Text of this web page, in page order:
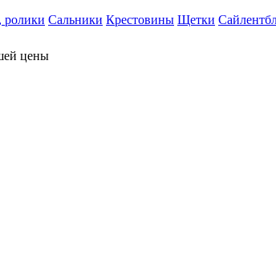
ролики Сальники Крестовины Щетки
цены